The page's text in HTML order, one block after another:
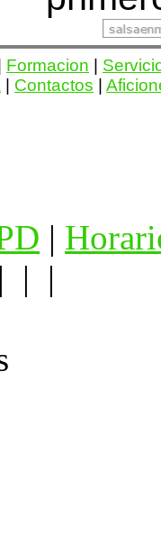
Formacion
Contactos
|
| |